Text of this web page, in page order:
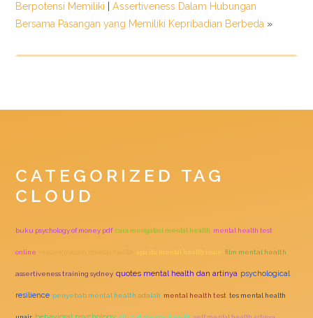
Berpotensi Memiliki |Assertiveness Dalam Hubungan
Bersama Pasangan yang Memiliki Kepribadian Berbeda »
CATEGORIZED TAG
CLOUD
buku psychology of money pdf cara mengatasi mental health mental health test
online apa itu mental health issue film mental health
assertiveness training sydney quotes mental health dan artinya psychological
resilience penyebab mental health adalah mental health test tes mental health